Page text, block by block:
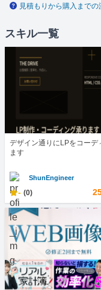
見積もりから購入までの
スキル一覧
デザイン通りにLPをコーデ
ます
ShunEngineer
- (0)